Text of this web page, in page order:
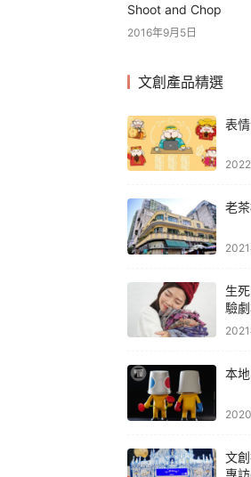
Shoot and Chop
2016年9月5日
文創產品精選
表
老
生
驗
本
文
專